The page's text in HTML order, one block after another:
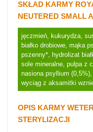
SKŁAD KARMY
NEUTERED SMALL
jęczmień, kukurydza,
białko drobiowe, mąka
pszenny*, hydrolizat
sole mineralne, pulpa z
nasiona psyllium
wyciąg z aksamitki
OPIS KARMY
STERYLIZACJI